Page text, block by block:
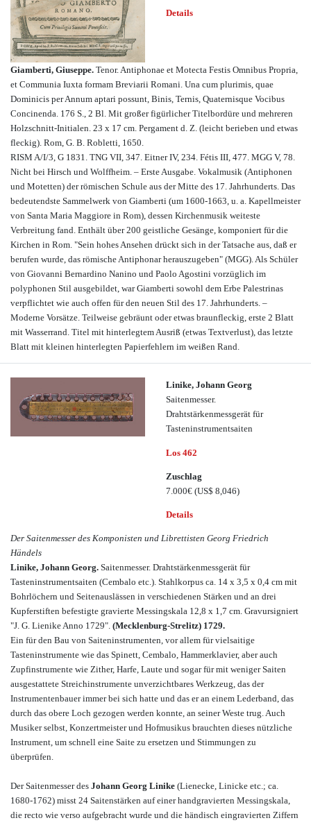
Details
Giamberti, Giuseppe. Tenor. Antiphonae et Motecta Festis Omnibus Propria,
et Communia Iuxta formam Breviarii Romani. Una cum plurimis, quae
Dominicis per Annum aptari possunt, Binis, Ternis, Quaternisque Vocibus
Concinenda. 176 S., 2 Bl. Mit großer figürlicher Titelbordüre und mehreren
Holzschnitt-Initialen. 23 x 17 cm. Pergament d. Z. (leicht berieben und etwas
fleckig). Rom, G. B. Robletti, 1650.
RISM A/I/3, G 1831. TNG VII, 347. Eitner IV, 234. Fétis III, 477. MGG V, 78.
Nicht bei Hirsch und Wolffheim. – Erste Ausgabe. Vokalmusik (Antiphonen
und Motetten) der römischen Schule aus der Mitte des 17. Jahrhunderts. Das
bedeutendste Sammelwerk von Giamberti (um 1600-1663, u. a. Kapellmeister
von Santa Maria Maggiore in Rom), dessen Kirchenmusik weiteste
Verbreitung fand. Enthält über 200 geistliche Gesänge, komponiert für die
Kirchen in Rom. "Sein hohes Ansehen drückt sich in der Tatsache aus, daß er
berufen wurde, das römische Antiphonar herauszugeben" (MGG). Als Schüler
von Giovanni Bernardino Nanino und Paolo Agostini vorzüglich im
polyphonen Stil ausgebildet, war Giamberti sowohl dem Erbe Palestrinas
verpflichtet wie auch offen für den neuen Stil des 17. Jahrhunderts. –
Moderne Vorsätze. Teilweise gebräunt oder etwas braunfleckig, erste 2 Blatt
mit Wasserrand. Titel mit hinterlegtem Ausriß (etwas Textverlust), das letzte
Blatt mit kleinen hinterlegten Papierfehlern im weißen Rand.
Linike, Johann Georg
Saitenmesser.
Drahtstärkenmessgerät für
Tasteninstrumentsaiten
Los 462
Zuschlag
7.000€ (US$ 8,046)
Details
Der Saitenmesser des Komponisten und Librettisten Georg Friedrich
Händels
Linike, Johann Georg. Saitenmesser. Drahtstärkenmessgerät für
Tasteninstrumentsaiten (Cembalo etc.). Stahlkorpus ca. 14 x 3,5 x 0,4 cm mit
Bohrlöchern und Seitenauslässen in verschiedenen Stärken und an drei
Kupferstiften befestigte gravierte Messingskala 12,8 x 1,7 cm. Gravursigniert
"J. G. Lienike Anno 1729". (Mecklenburg-Strelitz) 1729.
Ein für den Bau von Saiteninstrumenten, vor allem für vielsaitige
Tasteninstrumente wie das Spinett, Cembalo, Hammerklavier, aber auch
Zupfinstrumente wie Zither, Harfe, Laute und sogar für mit weniger Saiten
ausgestattete Streichinstrumente unverzichtbares Werkzeug, das der
Instrumentenbauer immer bei sich hatte und das er an einem Lederband, das
durch das obere Loch gezogen werden konnte, an seiner Weste trug. Auch
Musiker selbst, Konzertmeister und Hofmusikus brauchten dieses nützliche
Instrument, um schnell eine Saite zu ersetzen und Stimmungen zu
überprüfen.
Der Saitenmesser des Johann Georg Linike (Lienecke, Linicke etc.; ca.
1680-1762) misst 24 Saitenstärken auf einer handgravierten Messingskala,
die recto wie verso aufgebracht wurde und die händisch eingravierten Ziffern